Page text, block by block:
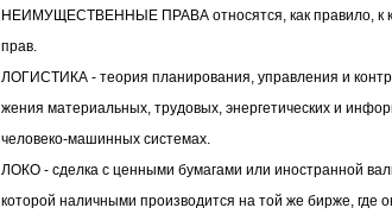
НЕИМУЩЕСТВЕННЫЕ ПРАВА относятся, как правило, к
прав.
ЛОГИСТИКА - теория планирования, управления и
жения материальных, трудовых, энергетических и
человеко-машинных системах.
ЛОКО - сделка с ценными бумагами или иностранной
которой наличными производится на той же бирже, где